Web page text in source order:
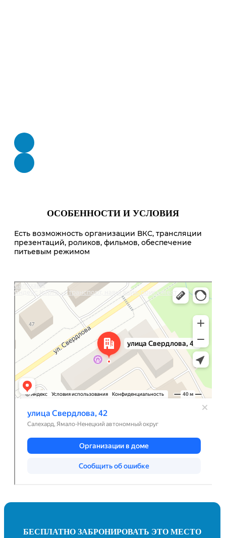
ОСОБЕННОСТИ И УСЛОВИЯ
Есть возможность организации ВКС, трансляции
презентаций, роликов, фильмов, обеспечение
питьевым режимом
Салехард
Яндекс Карты — транспорт, навигация, поиск мест
БЕСПЛАТНО ЗАБРОНИРОВАТЬ ЭТО МЕСТО